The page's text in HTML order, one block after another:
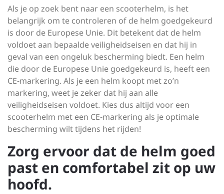
Als je op zoek bent naar een scooterhelm, is het
belangrijk om te controleren of de helm goedgekeurd
is door de Europese Unie. Dit betekent dat de helm
voldoet aan bepaalde veiligheidseisen en dat hij in
geval van een ongeluk bescherming biedt. Een helm
die door de Europese Unie goedgekeurd is, heeft een
CE-markering. Als je een helm koopt met zo’n
markering, weet je zeker dat hij aan alle
veiligheidseisen voldoet. Kies dus altijd voor een
scooterhelm met een CE-markering als je optimale
bescherming wilt tijdens het rijden!
Zorg ervoor dat de helm goed
past en comfortabel zit op uw
hoofd.